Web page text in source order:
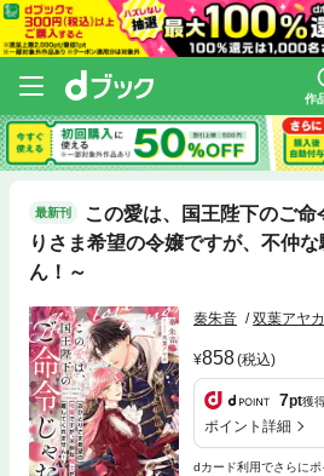
作
最新刊
この愛は、国王陛下のご
りさま希望の令嬢ですが、不仲
ん！～
秦朱音 双葉アヤカ
858(税込)
7pt獲
ポイント詳細
dカード利用でさらに